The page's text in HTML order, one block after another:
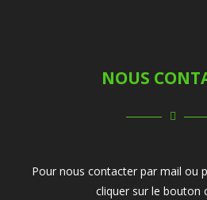
NOUS
Pour nous contacter par mail ou
cliquer sur le bouton